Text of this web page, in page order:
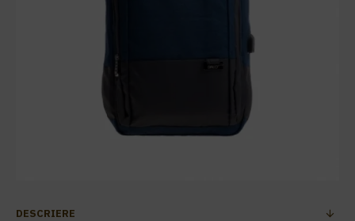
DESCRIERE